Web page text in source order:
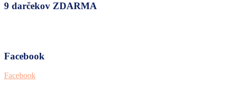
9 darčekov ZDARMA
Facebook
Facebook